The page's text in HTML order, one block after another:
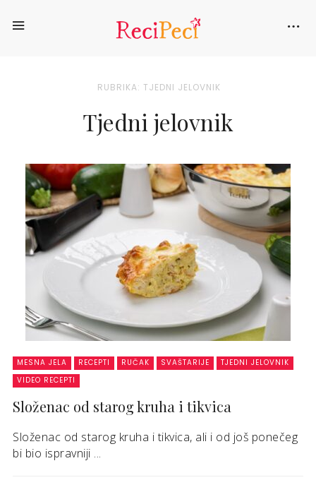
RUBRIKA: TJEDNI JELOVNIK
Tjedni jelovnik
MESNA JELA RECEPTI RUČAK SVAŠTARIJE
TJEDNI JELOVNIK
VIDEO RECEPTI
Složenac od starog kruha i tikvica
Složenac od starog kruha i tikvica, ali i od još ponečeg
bi bio ispravniji ...